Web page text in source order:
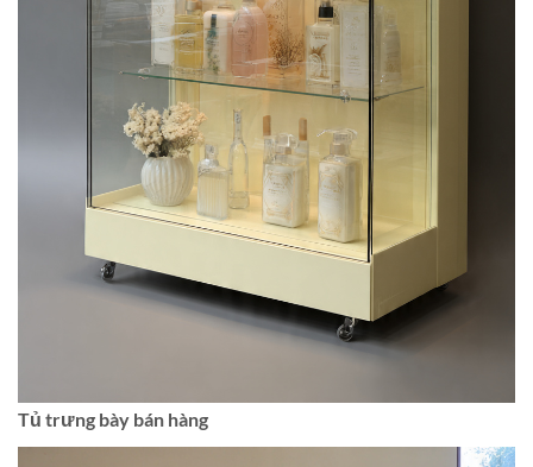
Tủ trưng bày bán hàng